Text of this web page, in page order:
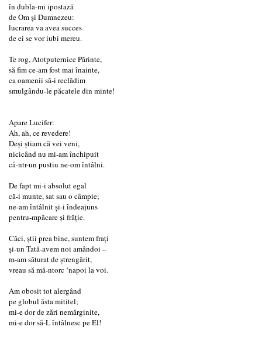
în dubla-mi ipostază
de Om şi Dumnezeu:
lucrarea va avea succes
de ei se vor iubi mereu.
Te rog, Atotputernice Părinte,
să fim ce-am fost mai înainte,
ca oamenii să-i reclădim
smulgându-le păcatele din minte!
Apare Lucifer:
Ah, ah, ce revedere!
Deşi ştiam că vei veni,
nicicând nu mi-am închipuit
că-ntr-un pustiu ne-om întâlni.
De fapt mi-i absolut egal
că-i munte, sat sau o câmpie;
ne-am întâlnit şi-i îndeajuns
pentru-mpăcare şi frăţie.
Căci, ştii prea bine, suntem fraţi
şi-un Tată-avem noi amândoi –
m-am săturat de ştrengărit,
vreau să mă-ntorc ‘napoi la voi.
Am obosit tot alergând
pe globul ăsta mititel;
mi-e dor de zări nemărginite,
mi-e dor să-L întâlnesc pe El!